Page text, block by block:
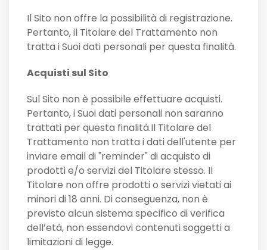
Il Sito non offre la possibilità di registrazione.
Pertanto, il Titolare del Trattamento non
tratta i Suoi dati personali per questa finalità.
Acquisti sul Sito
Sul Sito non è possibile effettuare acquisti.
Pertanto, i Suoi dati personali non saranno
trattati per questa finalità.Il Titolare del
Trattamento non tratta i dati dell'utente per
inviare email di "reminder" di acquisto di
prodotti e/o servizi del Titolare stesso. Il
Titolare non offre prodotti o servizi vietati ai
minori di 18 anni. Di conseguenza, non è
previsto alcun sistema specifico di verifica
dell’età, non essendovi contenuti soggetti a
limitazioni di legge.